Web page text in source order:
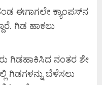
ಈಗಾಗಲೇ ಕ್ಯಾಂಪಸ್‌ನ
ಗಿಡ ಹಾಕಲು
ಗಿಡಹಾಕಿಸಿದ ನಂತರ ಶೇ
ಗಿಡಗಳನ್ನು ಬೆಳೆಸಲು